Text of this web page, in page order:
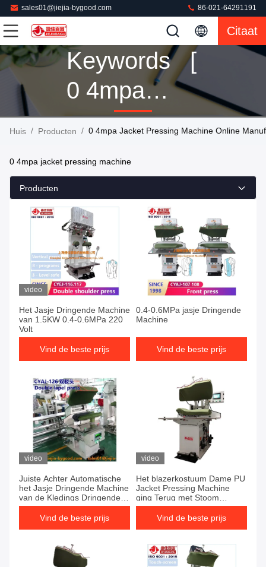
sales01@jiejia-bygood.com 86-021-64291191
Citaat
Keywords [
0 4mpa
Jacket
Machine ]
Match 63
Producten
Huis / Producten / 0 4mpa Jacket Pressing Machine Online
0 4mpa jacket pressing machine
Producten
video
Het Jasje Dringende Machine
van 1.5KW 0.4-0.6MPa 220
Volt
Vind de beste prijs
0.4-0.6MPa jasje Dringende
Machine
Vind de beste prijs
video
Juiste Achter Automatische
het Jasje Dringende Machine
van de Kledings Dringende
Machine Pu
Vind de beste prijs
video
Het blazerkostuum Dame PU
Jacket Pressing Machine
ging Terug met Stoom
Verwarmingssysteem weg
Vind de beste prijs